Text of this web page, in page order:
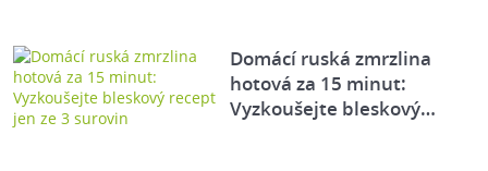
Domácí ruská zmrzlina
hotová za 15 minut:
Vyzkoušejte bleskový…